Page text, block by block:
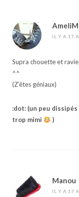
IL Y A 17
Supra chouette et
^^
(Z’êtes géniaux)
:dot: (un peu dissipés
trop mimi
)
Manou
IL Y A 17